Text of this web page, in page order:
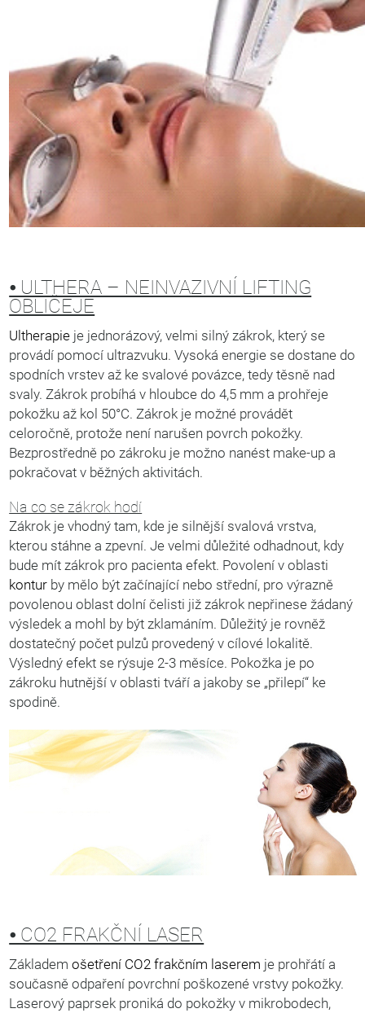
⦁ ULTHERA – NEINVAZIVNÍ LIFTING
OBLIČEJE
Ultherapie je jednorázový, velmi silný zákrok, který se
provádí pomocí ultrazvuku. Vysoká energie se dostane do
spodních vrstev až ke svalové povázce, tedy těsně nad
svaly. Zákrok probíhá v hloubce do 4,5 mm a prohřeje
pokožku až kol 50°C. Zákrok je možné provádět
celoročně, protože není narušen povrch pokožky.
Bezprostředně po zákroku je možno nanést make-up a
pokračovat v běžných aktivitách.
Na co se zákrok hodí
Zákrok je vhodný tam, kde je silnější svalová vrstva,
kterou stáhne a zpevní. Je velmi důležité odhadnout, kdy
bude mít zákrok pro pacienta efekt. Povolení v oblasti
kontur by mělo být začínající nebo střední, pro výrazně
povolenou oblast dolní čelisti již zákrok nepřinese žádaný
výsledek a mohl by být zklamáním. Důležitý je rovněž
dostatečný počet pulzů provedený v cílové lokalitě.
Výsledný efekt se rýsuje 2-3 měsíce. Pokožka je po
zákroku hutnější v oblasti tváří a jakoby se „přilepí“ ke
spodině.
⦁ CO2 FRAKČNÍ LASER
Základemošetření CO2 frakčním laserem je prohřátí a
současně odpaření povrchní poškozené vrstvy pokožky.
Laserový paprsek proniká do pokožky v mikrobodech,